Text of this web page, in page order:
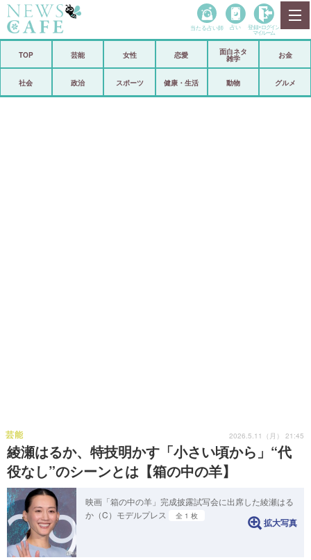
政治
当たる占い師 占い 登録• ログイン
マイルーム
TOP 芸能 女性 恋愛
面白ネタ
雑学
お金
社会 政治 スポーツ 健康・生活 動物 グルメ
綾瀬はるか、特技明かす「小さい頃から」“代
役なし”のシーンとは【箱の中の羊】
芸能 2026.5.11（月） 21:45
映画「箱の中の羊」完成披露試写会に出席した綾瀬はる
か（C）モデルプレス
全 1 枚
拡大写真